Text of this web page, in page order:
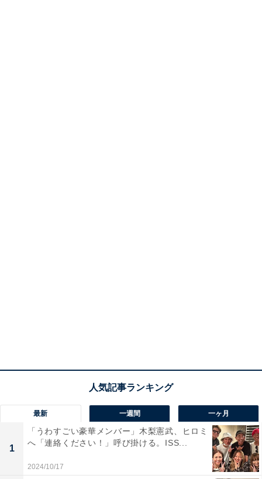
最新 一週間 一ヶ月
1
「うわすごい豪華メンバー」木梨憲武、ヒロミ
へ「連絡ください！」呼び掛ける。ISS...
2024/10/17